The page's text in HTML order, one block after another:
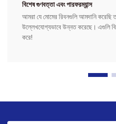
বিশেষ গুণবত্তা এবং পারফরম্যান্স
আমরা যে মোমের রিবনগুলি আমদানি করেছি
উল্লেখযোগ্যভাবে উন্নত করেছে। এগুলি
করে!